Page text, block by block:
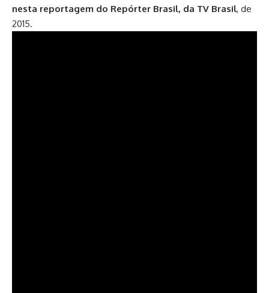
nesta reportagem do Repórter Brasil, da TV Brasil, de
2015.